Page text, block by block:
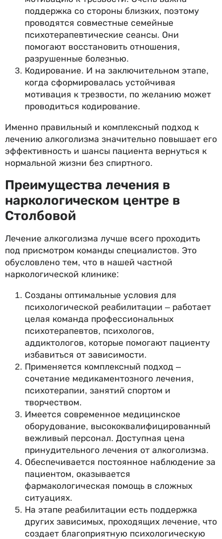
поддержка со стороны близких, поэтому
проводятся совместные семейные
психотерапевтические сеансы. Они
помогают восстановить отношения,
разрушенные болезнью.
Кодирование. И на заключительном этапе,
когда сформировалась устойчивая
мотивация к трезвости, по желанию может
проводиться кодирование.
Именно правильный и комплексный подход к
лечению алкоголизма значительно повышает его
эффективность и шансы пациента вернуться к
нормальной жизни без спиртного.
Преимущества лечения в
наркологическом центре в
Столбовой
Лечение алкоголизма лучше всего проходить
под присмотром команды специалистов. Это
обусловлено тем, что в нашей частной
наркологической клинике:
Созданы оптимальные условия для
психологической реабилитации – работает
целая команда профессиональных
психотерапевтов, психологов,
аддиктологов, которые помогают пациенту
избавиться от зависимости.
Применяется комплексный подход –
сочетание медикаментозного лечения,
психотерапии, занятий спортом и
творчеством.
Имеется современное медицинское
оборудование, высококвалифицированный
вежливый персонал. Доступная цена
принудительного лечения от алкоголизма.
Обеспечивается постоянное наблюдение за
пациентом, оказывается
фармакологическая помощь в сложных
ситуациях.
На этапе реабилитации есть поддержка
других зависимых, проходящих лечение, что
создает благоприятную психологическую